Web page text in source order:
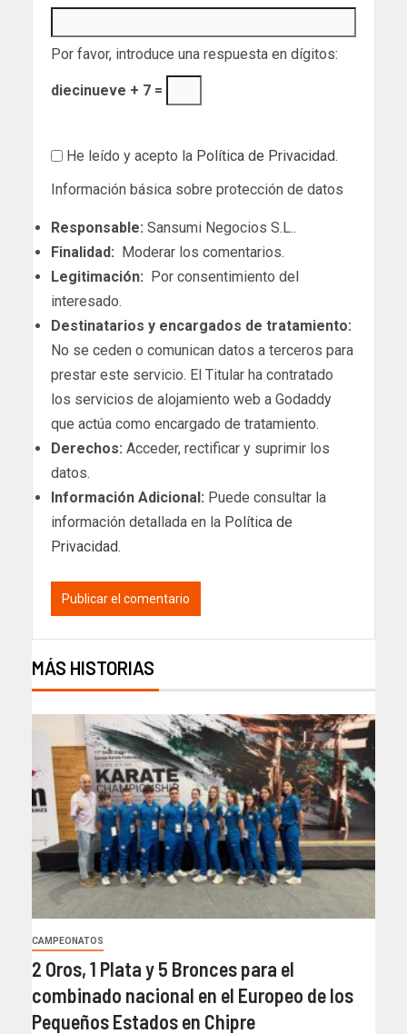
Por favor, introduce una respuesta en dígitos:
diecinueve + 7 =
He leído y acepto la Política de Privacidad.
Información básica sobre protección de datos
Responsable: Sansumi Negocios S.L..
Finalidad: Moderar los comentarios.
Legitimación: Por consentimiento del
interesado.
Destinatarios y encargados de tratamiento:
No se ceden o comunican datos a terceros para
prestar este servicio. El Titular ha contratado
los servicios de alojamiento web a Godaddy
que actúa como encargado de tratamiento.
Derechos: Acceder, rectificar y suprimir los
datos.
Información Adicional: Puede consultar la
información detallada en la Política de
Privacidad.
MÁS HISTORIAS
CAMPEONATOS
2 Oros, 1 Plata y 5 Bronces para el
combinado nacional en el Europeo de los
Pequeños Estados en Chipre